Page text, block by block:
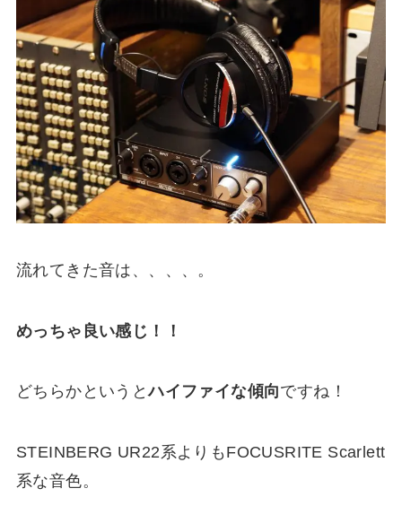
流れてきた音は、、、、。
めっちゃ良い感じ！！
どちらかというとハイファイな傾向ですね！
STEINBERG UR22系よりもFOCUSRITE Scarlett
系な音色。